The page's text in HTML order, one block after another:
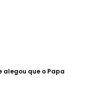
alegou que o Papa